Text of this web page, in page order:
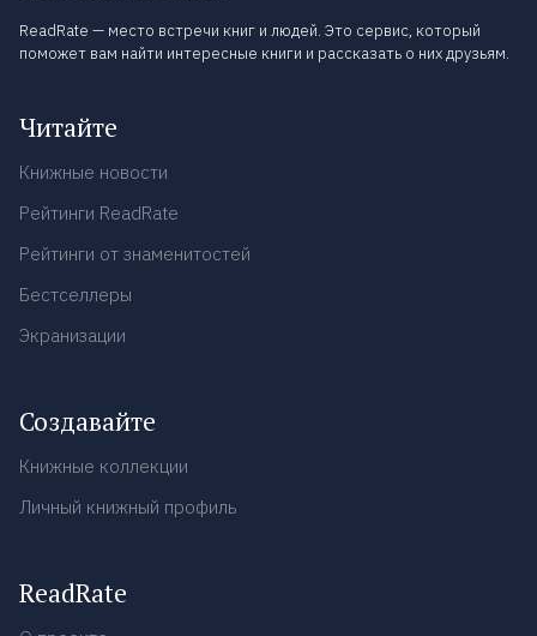
ReadRate — место встречи книг и людей. Это сервис, который
поможет вам найти интересные книги и рассказать о них друзьям.
Читайте
Книжные новости
Рейтинги ReadRate
Рейтинги от знаменитостей
Бестселлеры
Экранизации
Создавайте
Книжные коллекции
Личный книжный профиль
ReadRate